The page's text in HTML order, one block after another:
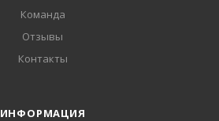
Команда
Отзывы
Контакты
ИНФОРМАЦИЯ